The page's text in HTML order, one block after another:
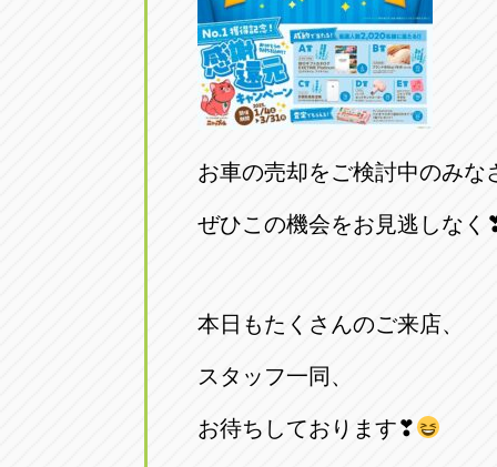
お車の売却をご検討中のみな
ぜひこの機会をお見逃しな
本日もたくさんのご来店、
スタッフ一同、
お待ちしております❣